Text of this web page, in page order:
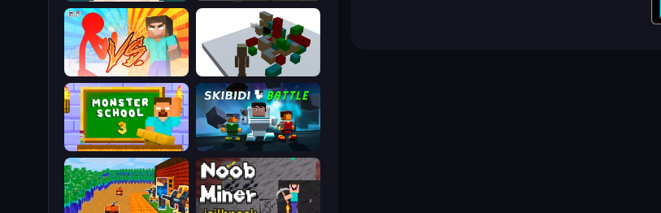
Craft Destroy
Red Stickman vs Monster School
Skibidi Battle
Monster School 3